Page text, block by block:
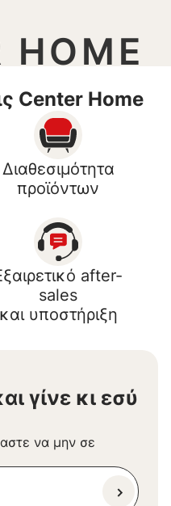
HOME
Center Home
Διαθεσιμότητα
προϊόντων
after-
sales
και υποστήριξη
γίνε κι εσύ
να μην σε